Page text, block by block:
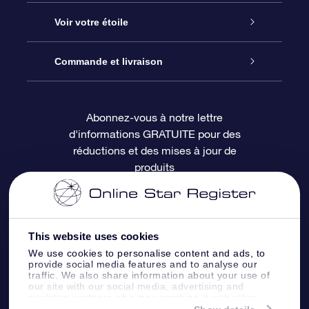
This website uses cookies
We use cookies to personalise content and ads, to
provide social media features and to analyse our
traffic. We also share information about your use of
our site with our social media, advertising and
À propos de l’OSR
Nous contacter
Questions fréquemment posées
Revues
Cadeau d’étoile en ligne
Coffret cadeau OSR
Carte cadeau OSR
Voir votre étoile
Registre des étoiles
Page d’accueil personnalisée
Appli Voler vers les étoiles
Commande et livraison
Informations de paiement
Informations d’expédition
Politique de retour
Constellations
Abonnez-vous à notre lettre
d'informations GRATUITE pour des
réductions et des mises à jour de
produits